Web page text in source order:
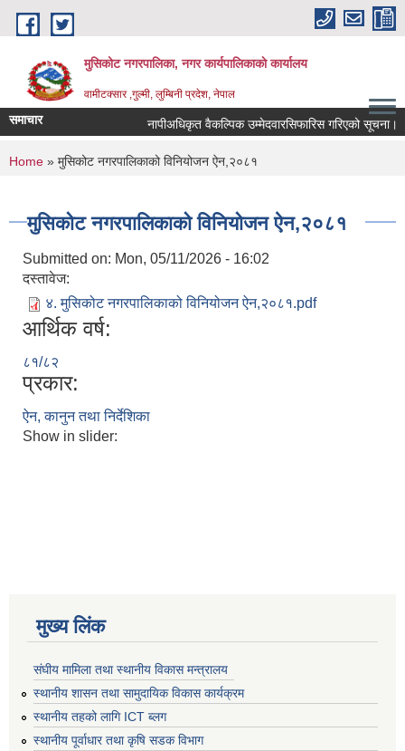
Skip to main content
मुसिकोट नगरपालिका, नगर कार्यपालिकाकाे कार्यालय
वामीटक्सार ,गुल्मी, लुम्बिनी प्रदेश, नेपाल
समाचार नापीअधिकृत वैकल्पिक उम्मेदवारसिफारिस गरिएको सूचना।
You are here
Home » मुसिकोट नगरपालिकाको विनियोजन ऐन,२०८१
मुसिकोट नगरपालिकाको विनियोजन ऐन,२०८१
Submitted on: Mon, 05/11/2026 - 16:02
दस्तावेज:
४. मुसिकोट नगरपालिकाको विनियोजन ऐन,२०८१.pdf
आर्थिक वर्ष:
८१/८२
प्रकार:
ऐन, कानुन तथा निर्देशिका
Show in slider:
मुख्य लिंक
संघीय मामिला तथा स्थानीय विकास मन्त्रालय
स्थानीय शासन तथा सामुदायिक विकास कार्यक्रम
स्थानीय तहको लागि ICT ब्लग
स्थानीय पूर्वाधार तथा कृषि सडक विभाग